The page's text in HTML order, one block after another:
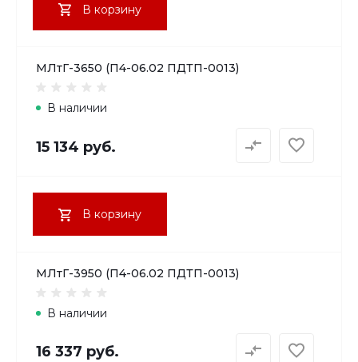
В корзину
МЛтГ-3650 (П4-06.02 ПДТП-0013)
В наличии
15 134 руб.
В корзину
МЛтГ-3950 (П4-06.02 ПДТП-0013)
В наличии
16 337 руб.